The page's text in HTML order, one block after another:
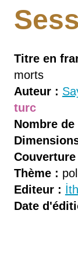
Titre en
morts
Auteur :
turc
Nombre
Thème :
Editeur :
Date